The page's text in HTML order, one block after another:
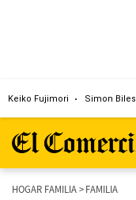
Keiko Fujimori Simon Biles
HOGAR FAMILIA> FAMILIA